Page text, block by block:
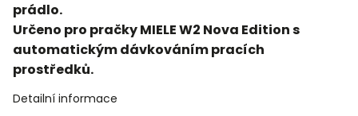
prádlo.
Určeno pro pračky MIELE W2 Nova Edition s
automatickým dávkováním pracích
prostředků.
Detailní informace